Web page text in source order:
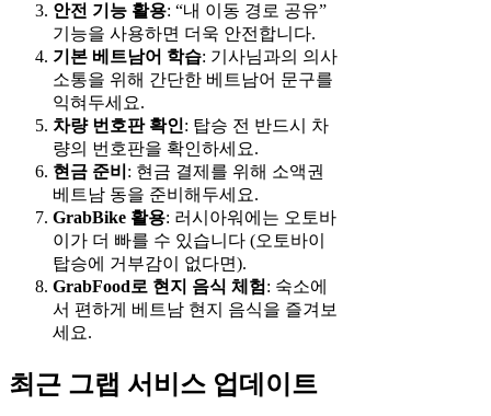
안전 기능 활용: “내 이동 경로 공유”
기능을 사용하면 더욱 안전합니다.
기본 베트남어 학습: 기사님과의 의사
소통을 위해 간단한 베트남어 문구를
익혀두세요.
차량 번호판 확인: 탑승 전 반드시 차
량의 번호판을 확인하세요.
현금 준비 : 현금 결제를 위해 소액권
베트남 동을 준비해두세요.
GrabBike 활용: 러시아워에는 오토바
이가 더 빠를 수 있습니다 (오토바이
탑승에 거부감이 없다면).
GrabFood로 현지 음식 체험 : 숙소에
서 편하게 베트남 현지 음식을 즐겨보
세요.
최근 그랩 서비스 업데이트